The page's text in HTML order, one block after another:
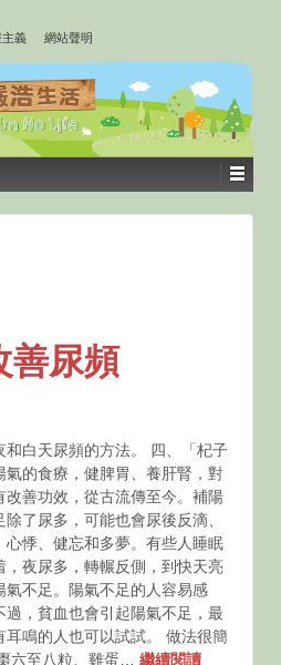
主義 網站聲明
善尿頻
白天尿頻的方法。 四、「杞子
的食療，健脾胃、養肝腎，對
善功效，從古流傳至今。補陽
了尿多，可能也會尿後反滴、
悸、健忘和多夢。有些人睡眠
夜尿多，轉輾反側，到快天亮
氣不足。陽氣不足的人容易感
過，貧血也會引起陽氣不足，最
鳴的人也可以試試。 做法很簡
六至八粒、雞蛋… 繼續閱讀